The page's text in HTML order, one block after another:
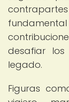
desafiar
legado.
Figuras